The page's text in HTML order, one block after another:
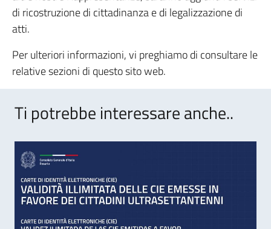
di ricostruzione di cittadinanza e di legalizzazione di
atti.
Per ulteriori informazioni, vi preghiamo di consultare le
relative sezioni di questo sito web.
Ti potrebbe interessare anche..